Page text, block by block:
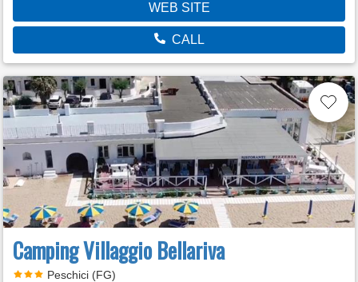
WEB SITE
CALL
Camping Villaggio Bellariva
Peschici (FG)